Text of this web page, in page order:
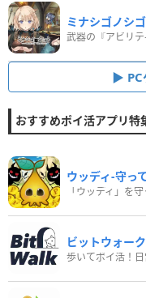
ミナシゴノシ
おすすめポイ活アプリ特
ウッディ‐守っ
「ウッディ」を
ビットウォーク